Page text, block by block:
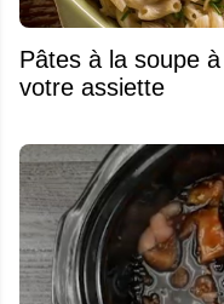
Pâtes à la soupe
votre assiette